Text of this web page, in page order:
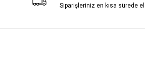
Siparişleriniz en kısa sürede